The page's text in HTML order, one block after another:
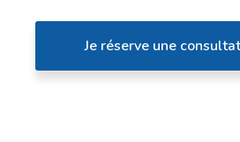
Je réserve une